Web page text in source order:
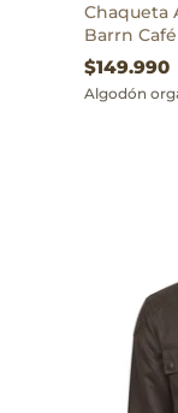
Chaqueta
Barrn
$149.990
Algodón